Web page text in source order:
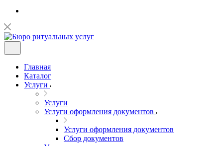
Главная
Каталог
Услуги
Услуги
Услуги оформления документов
Услуги оформления документов
Сбор документов